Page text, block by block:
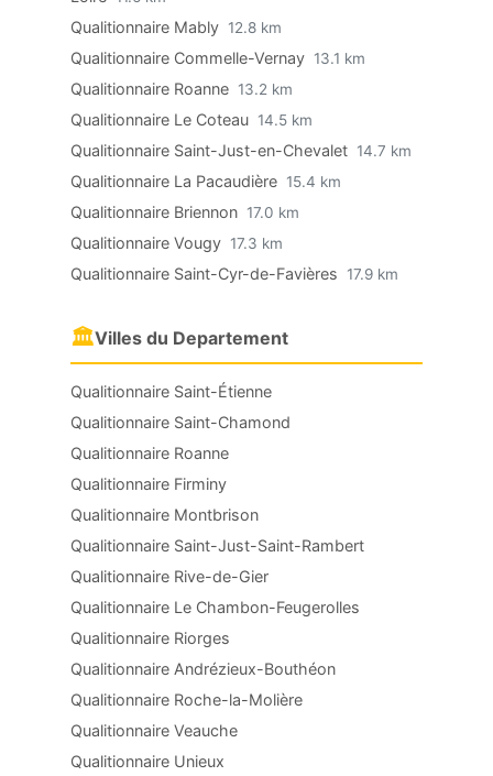
Qualitionnaire Mably 12.8 km
Qualitionnaire Commelle-Vernay 13.1 km
Qualitionnaire Roanne 13.2 km
Qualitionnaire Le Coteau 14.5 km
Qualitionnaire Saint-Just-en-Chevalet 14.7 km
Qualitionnaire La Pacaudière 15.4 km
Qualitionnaire Briennon 17.0 km
Qualitionnaire Vougy 17.3 km
Qualitionnaire Saint-Cyr-de-Favières 17.9 km
🏛Villes du Departement
Qualitionnaire Saint-Étienne
Qualitionnaire Saint-Chamond
Qualitionnaire Roanne
Qualitionnaire Firminy
Qualitionnaire Montbrison
Qualitionnaire Saint-Just-Saint-Rambert
Qualitionnaire Rive-de-Gier
Qualitionnaire Le Chambon-Feugerolles
Qualitionnaire Riorges
Qualitionnaire Andrézieux-Bouthéon
Qualitionnaire Roche-la-Molière
Qualitionnaire Veauche
Qualitionnaire Unieux